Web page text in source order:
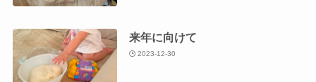
来年に向けて
2023-12-30